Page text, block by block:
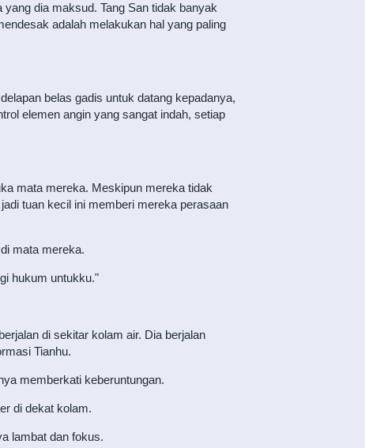
dia maksud. Tang San tidak banyak
adalah melakukan hal yang paling
belas gadis untuk datang kepadanya,
elemen angin yang sangat indah, setiap
mata mereka. Meskipun mereka tidak
tuan kecil ini memberi mereka perasaan
mata mereka.
hukum untukku."
di sekitar kolam air. Dia berjalan
Tianhu.
memberkati keberuntungan.
di dekat kolam.
lambat dan fokus.